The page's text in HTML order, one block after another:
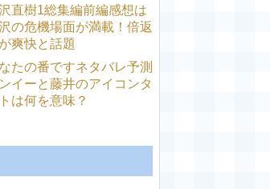
直樹1総集編前編感想は
の危機場面が満載！倍返
爽快と話題
たの番ですネタバレ予測
イーと藤井のアイコンタ
は何を意味？